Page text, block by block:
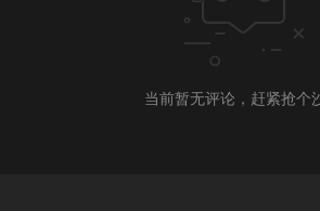
第20220401期
当前暂无评论，赶紧抢个